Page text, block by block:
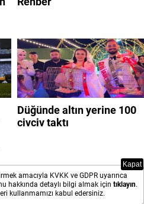
Düğünde altın yerine 100
civciv taktı
amacıyla KVKK ve GDPR uyarınca
hakkında detaylı bilgi almak için tıklayın.
kullanmamızı kabul edersiniz.
Kapat